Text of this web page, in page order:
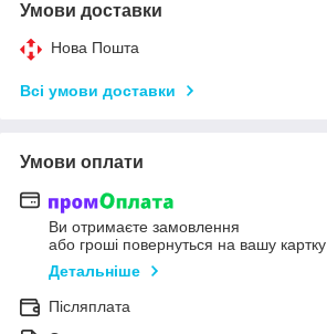
Умови доставки
Нова Пошта
Всі умови доставки
Умови оплати
Ви отримаєте замовлення
або гроші повернуться на вашу картку
Детальніше
Післяплата